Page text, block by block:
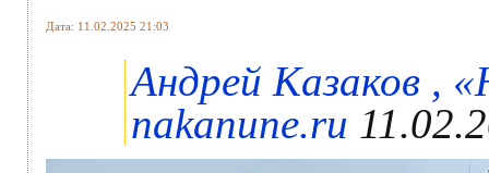
Дата: 11.02.2025 21:03
Андрей Казаков ,
nakanune.ru